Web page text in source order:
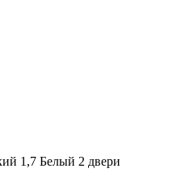
1,7 Белый 2 двери